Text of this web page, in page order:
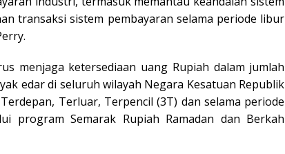
transaksi sistem pembayaran selama periode libur
menjaga ketersediaan uang Rupiah dalam jumlah
edar di seluruh wilayah Negara Kesatuan Republik
Terluar, Terpencil (3T) dan selama periode
program Semarak Rupiah Ramadan dan Berkah